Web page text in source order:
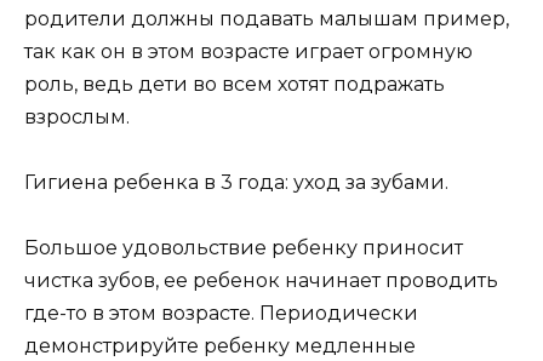
родители должны подавать малышам пример,
так как он в этом возрасте играет огромную
роль, ведь дети во всем хотят подражать
взрослым.
Гигиена ребенка в 3 года: уход за зубами.
Большое удовольствие ребенку приносит
чистка зубов, ее ребенок начинает проводить
где-то в этом возрасте. Периодически
демонстрируйте ребенку медленные